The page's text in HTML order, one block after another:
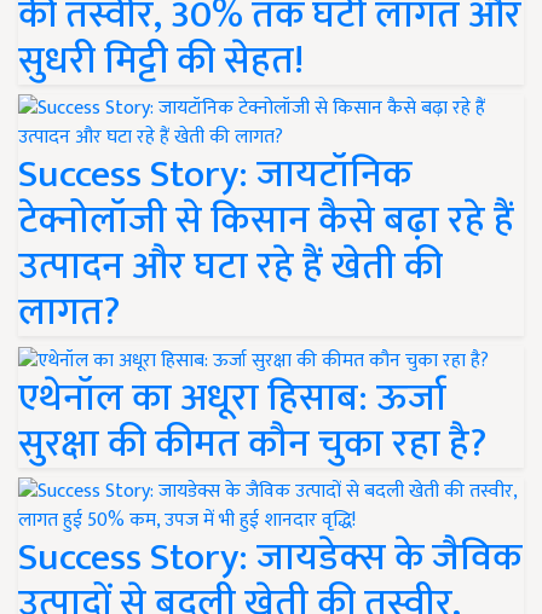
की तस्वीर, 30% तक घटी लागत और
सुधरी मिट्टी की सेहत!
Success Story: जायटॉनिक
टेक्नोलॉजी से किसान कैसे बढ़ा रहे हैं
उत्पादन और घटा रहे हैं खेती की
लागत?
एथेनॉल का अधूरा हिसाब: ऊर्जा
सुरक्षा की कीमत कौन चुका रहा है?
Success Story: जायडेक्स के जैविक